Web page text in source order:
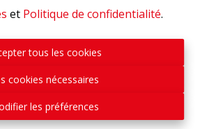
et Politique de confidentialité.
tous les cookies
cookies nécessaires
les préférences